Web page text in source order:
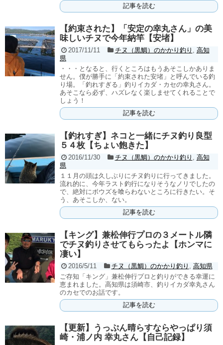
記事を読む
【約束された】「安定の幸丸さん」の美
味しいチヌで今年納竿【安堵】
2017/11/11 チヌ（黒鯛）のかかり釣り , 高知
県
・・・となると、行くところはもうあそこしかありま
せん。僕が勝手に「約束された安堵」と呼んでいる釣
り場。「釣れすぎる」釣りイカダ・カセの幸丸さん。
あそこなら必ず、ハズレなく楽しませてくれることで
しょう！
記事を読む
【釣れすぎ】ネコと一緒にチヌ釣り良型
５４枚【ちょい飽きた】
2016/11/30 チヌ（黒鯛）のかかり釣り , 高知
県
１１月の頭は久しぶりにチヌ釣りに行ってきました。
流れ的に、今年ラスト釣行になりそうなノリでしたの
で、絶対にボウズを喰らわないところに行きたい。そ
う、あそこしか、ない。
記事を読む
【キング】兼松伸行プロの３メートル隣
でチヌ釣りさせてもらったよ【ホンマに
凄い】
2016/5/11 チヌ（黒鯛）のかかり釣り , 高知県
ご存知「キング」兼松伸行プロと釣りができる幸運に
恵まれました。高知県は須崎市、釣りイカダ幸丸さん
のカセでのお話です。
記事を読む
【更新】うっぷん晴らすならやっぱり須
崎・浦ノ内 幸丸さん【自己記録】